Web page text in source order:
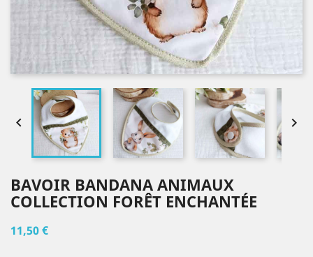
 
BAVOIR BANDANA ANIMAUX
COLLECTION FORÊT ENCHANTÉE
11,50 €